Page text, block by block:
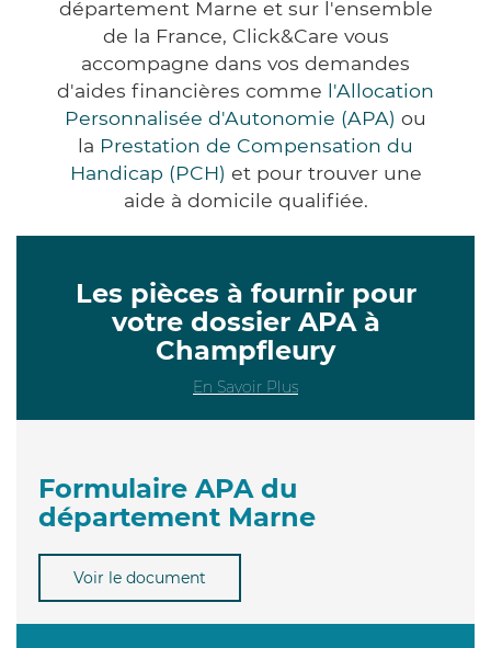
département Marne et sur l'ensemble
de la France, Click&Care vous
accompagne dans vos demandes
d'aides financières comme l'Allocation
Personnalisée d'Autonomie (APA) ou
la Prestation de Compensation du
Handicap (PCH) et pour trouver une
aide à domicile qualifiée.
Les pièces à fournir pour
votre dossier APA à
Champfleury
En Savoir Plus
Formulaire APA du
département Marne
Voir le document